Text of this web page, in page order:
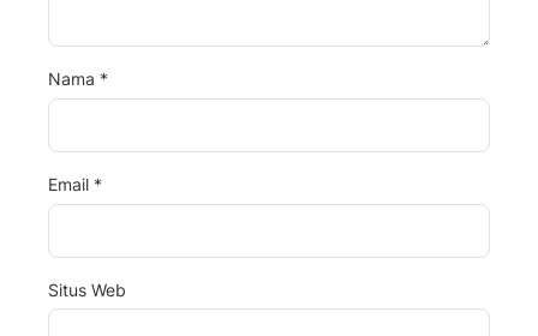
Nama *
Email *
Situs Web